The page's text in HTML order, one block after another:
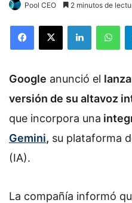
Pool CEO 2 minutos de
Google anunció el
versión de su altavoz
que incorpora una
Gemini, su plataforma
(IA).
La compañía informó